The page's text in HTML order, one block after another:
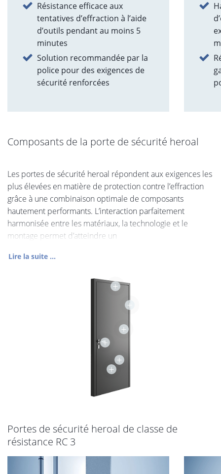
Résistance efficace aux
tentatives d’effraction à l’aide
d’outils pendant au moins 5
minutes
Solution recommandée par la
police pour des exigences de
sécurité renforcées
Composants de la porte de sécurité heroal
Les portes de sécurité heroal répondent aux exigences les
plus élevées en matière de protection contre l’effraction
grâce à une combinaison optimale de composants
hautement performants. L’interaction parfaitement
harmonisée entre les matériaux, la technologie et le
montage permet d’atteindre un
Lire la suite ...
+
+
+
+
+
+
Portes de sécurité heroal de classe de
résistance RC 3